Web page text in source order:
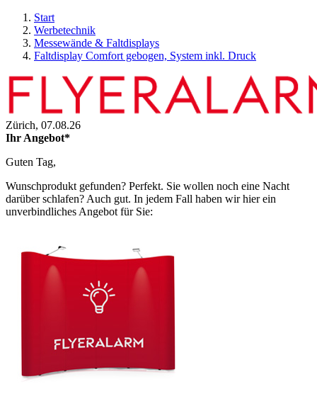
Start
Werbetechnik
Messewände & Faltdisplays
Faltdisplay Comfort gebogen, System inkl. Druck
Zürich, 07.08.26
Ihr Angebot*
Guten Tag,
Wunschprodukt gefunden? Perfekt. Sie wollen noch eine Nacht
darüber schlafen? Auch gut. In jedem Fall haben wir hier ein
unverbindliches Angebot für Sie: